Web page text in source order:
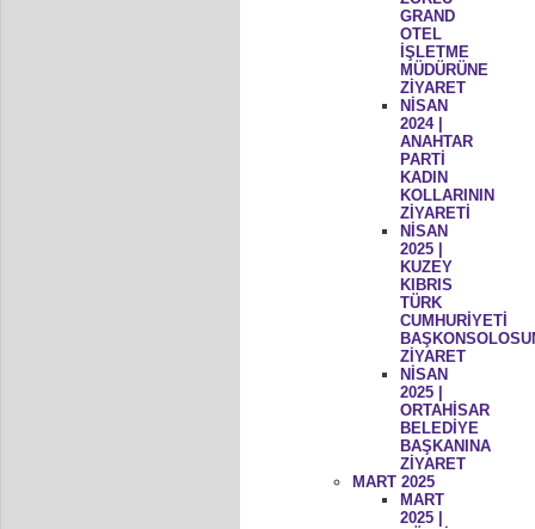
GRAND
OTEL
İŞLETME
MÜDÜRÜNE
ZİYARET
NİSAN
2024 |
ANAHTAR
PARTİ
KADIN
KOLLARININ
ZİYARETİ
NİSAN
2025 |
KUZEY
KIBRIS
TÜRK
CUMHURİYETİ
ZİYARET
NİSAN
2025 |
ORTAHİSAR
BELEDİYE
BAŞKANINA
ZİYARET
MART 2025
MART
2025 |